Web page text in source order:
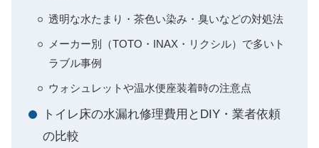
透明な水たまり・茶色い染み・臭いなどの対処法
メーカー別（TOTO・INAX・リクシル）で多いト
ラブル事例
ウォシュレットや温水便座装着時の注意点
トイレ床の水漏れ修理費用とDIY・業者依頼
の比較